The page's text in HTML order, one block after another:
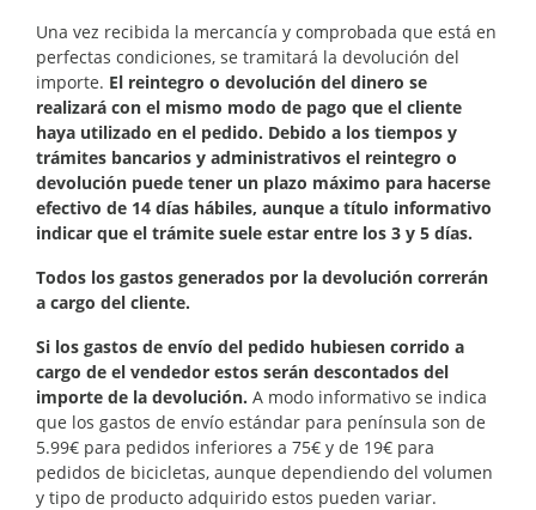
Una vez recibida la mercancía y comprobada que está en
perfectas condiciones, se tramitará la devolución del
importe. El reintegro o devolución del dinero se
realizará con el mismo modo de pago que el cliente
haya utilizado en el pedido. Debido a los tiempos y
trámites bancarios y administrativos el reintegro o
devolución puede tener un plazo máximo para hacerse
efectivo de 14 días hábiles, aunque a título informativo
indicar que el trámite suele estar entre los 3 y 5 días.
Todos los gastos generados por la devolución correrán
a cargo del cliente.
Si los gastos de envío del pedido hubiesen corrido a
cargo de el vendedor estos serán descontados del
importe de la devolución. A modo informativo se indica
que los gastos de envío estándar para península son de
5.99€ para pedidos inferiores a 75€ y de 19€ para
pedidos de bicicletas, aunque dependiendo del volumen
y tipo de producto adquirido estos pueden variar.